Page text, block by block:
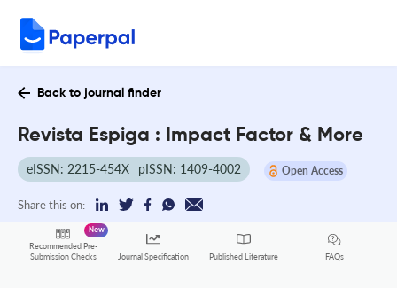
Back to journal finder
Revista Espiga : Impact Factor & More
eISSN: 2215-454X pISSN: 1409-4002 Open Access
Share this on:
Recommended Pre-
Submission Checks
New
Journal Specification Published Literature FAQs